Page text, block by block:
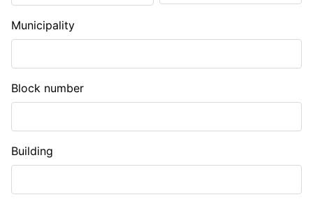
Municipality
Block number
Building